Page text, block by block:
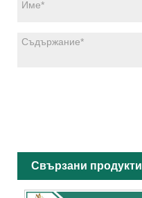
Свързани продукти